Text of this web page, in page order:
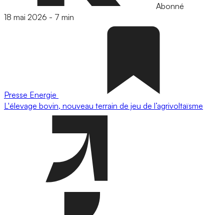
Abonné
18 mai 2026 - 7 min
Presse Energie
L'élevage bovin, nouveau terrain de jeu de l’agrivoltaïsme